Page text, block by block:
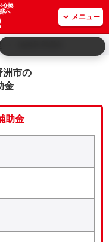
交換
へ
メニュー
洲市の
金
助金